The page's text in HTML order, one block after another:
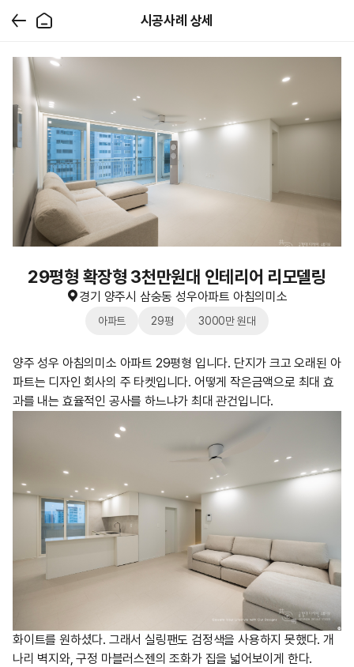
시공사례 상세
29평형 확장형 3천만원대 인테리어 리모델링
경기 양주시 삼숭동 성우아파트 아침의미소
아파트 29평 3000만 원대
양주 성우 아침의미소 아파트 29평형 입니다. 단지가 크고 오래된 아
파트는 디자인 회사의 주 타켓입니다. 어떻게 작은금액으로 최대 효
과를 내는 효율적인 공사를 하느냐가 최대 관건입니다.
화이트를 원하셨다. 그래서 실링팬도 검정색을 사용하지 못했다. 개
나리 벽지와, 구정 마블러스젠의 조화가 집을 넓어보이게 한다.